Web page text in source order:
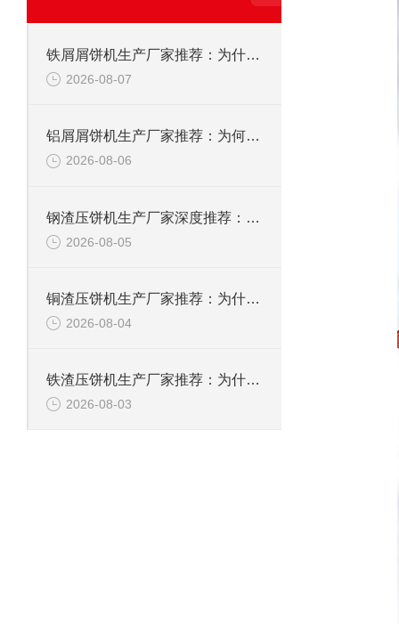
铁屑屑饼机生产厂家推荐：为什么恩派特是您的优选伙伴
2026-08-07
铝屑屑饼机生产厂家推荐：为何恩派特成为金属回收行业的“隐形优选”？
2026-08-06
钢渣压饼机生产厂家深度推荐：为何恩派特成为高净值产线的优选
2026-08-05
铜渣压饼机生产厂家推荐：为什么恩派特成为众多企业的信赖？
2026-08-04
铁渣压饼机生产厂家推荐：为什么恩派特成为众多企业的优选？
2026-08-03